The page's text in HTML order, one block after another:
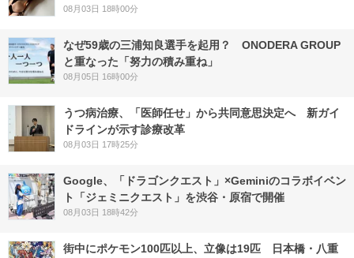
08月03日 18時00分
なぜ59歳の三浦知良選手を起用？ ONODERA GROUP
と重なった「努力の積み重ね」
08月05日 16時00分
うつ病治療、「医師任せ」から共同意思決定へ 新ガイ
ドラインが示す診療改革
08月03日 17時25分
Google、「ドラゴンクエスト」×Geminiのコラボイベン
ト「ジェミニクエスト」を渋谷・原宿で開催
08月03日 18時42分
街中にポケモン100匹以上、立像は19匹 日本橋・八重